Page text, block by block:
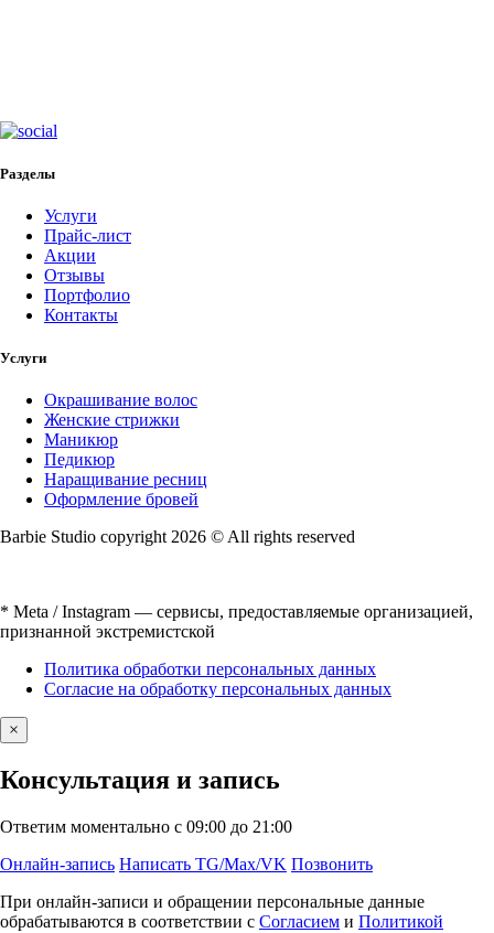
Разделы
Услуги
Прайс-лист
Акции
Отзывы
Портфолио
Контакты
Услуги
Окрашивание волос
Женские стрижки
Маникюр
Педикюр
Наращивание ресниц
Оформление бровей
Barbie Studio copyright 2026 © All rights reserved
* Meta / Instagram — сервисы, предоставляемые организацией,
признанной экстремистской
Политика обработки персональных данных
Согласие на обработку персональных данных
×
Консультация и запись
Ответим моментально с 09:00 до 21:00
Онлайн-запись Написать TG/Max/VK Позвонить
При онлайн-записи и обращении персональные данные
обрабатываются в соответствии с Согласием и Политикой